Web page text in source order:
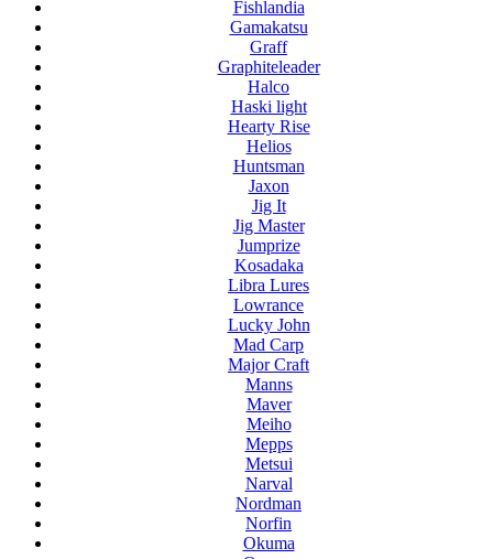
Fishlandia
Gamakatsu
Graff
Graphiteleader
Halco
Haski light
Hearty Rise
Helios
Huntsman
Jaxon
Jig It
Jig Master
Jumprize
Kosadaka
Libra Lures
Lowrance
Lucky John
Mad Carp
Major Craft
Manns
Maver
Meiho
Mepps
Metsui
Narval
Nordman
Norfin
Okuma